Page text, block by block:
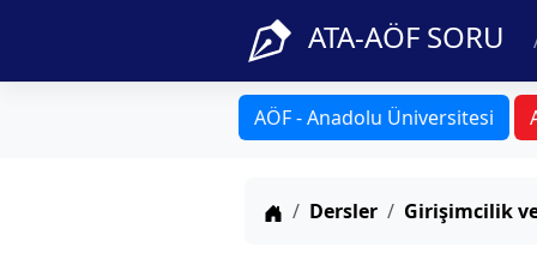
ATA-AÖF SORU
AÖF - Anadolu Üniversitesi
Anasayfa
Dersler Girişimcilik